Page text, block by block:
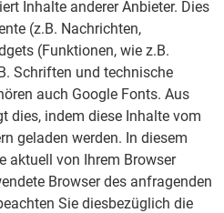
Inhalte anderer Anbieter. Dies
(z.B. Nachrichten,
(Funktionen, wie z.B.
Schriften und technische
auch Google Fonts. Aus
dies, indem diese Inhalte vom
geladen werden. In diesem
aktuell von Ihrem Browser
Browser des anfragenden
Sie diesbezüglich die